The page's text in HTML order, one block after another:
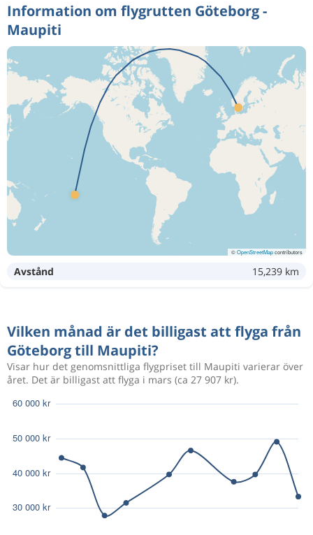
Information om flygrutten Göteborg -
Maupiti
©OpenStreetMapcontributors
Avstånd 15,239 km
Vilken månad är det billigast att flyga från
Göteborg till Maupiti?
Visar hur det genomsnittliga flygpriset till Maupiti varierar över
året. Det är billigast att flyga i mars (ca 27 907 kr).